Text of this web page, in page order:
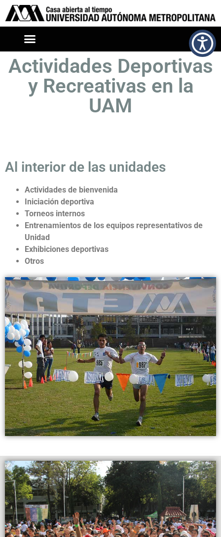
Actividades Deportivas
y Recreativas en la
UAM
Al interior de las unidades
Actividades de bienvenida
Iniciación deportiva
Torneos internos
Entrenamientos de los equipos representativos de
Unidad
Exhibiciones deportivas
Otros